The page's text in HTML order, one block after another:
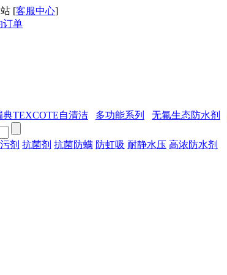
[客服中心]
订单
典TEXCOTE自清洁 多功能系列 无氟生态防水剂
剂 抗菌剂 抗菌防螨 防虹吸 耐静水压 高浓防水剂